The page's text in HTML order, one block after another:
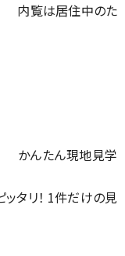
内覧は居住中のた
かんたん現地見学
タリ！ 1件だけの見